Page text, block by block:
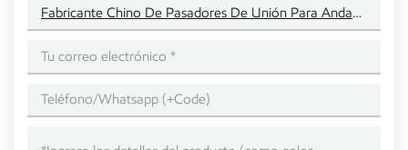
Fabricante Chino De Pasadores De Unión Para Andamios OEM